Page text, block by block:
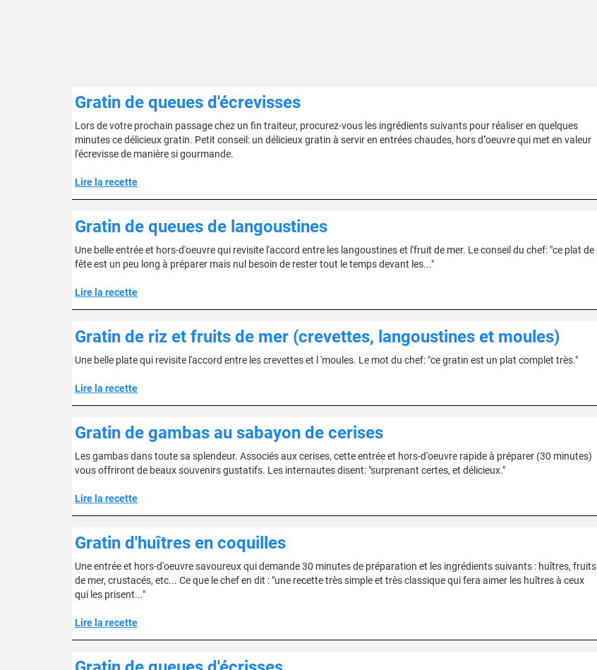
Gratin de queues d'écrevisses
Lors de votre prochain passage chez un fin traiteur, procurez-vous les ingrédients suivants pour réaliser en quelques
minutes ce délicieux gratin. Petit conseil: un délicieux gratin à servir en entrées chaudes, hors d''oeuvre qui met en valeur
l'écrevisse de manière si gourmande.
Lire la recette
Gratin de queues de langoustines
Une belle entrée et hors-d'oeuvre qui revisite l'accord entre les langoustines et l'fruit de mer. Le conseil du chef: "ce plat de
fête est un peu long à préparer mais nul besoin de rester tout le temps devant les..."
Lire la recette
Gratin de riz et fruits de mer (crevettes, langoustines et moules)
Une belle plate qui revisite l'accord entre les crevettes et l 'moules. Le mot du chef: "ce gratin est un plat complet très."
Lire la recette
Gratin de gambas au sabayon de cerises
Les gambas dans toute sa splendeur. Associés aux cerises, cette entrée et hors-d'oeuvre rapide à préparer (30 minutes)
vous offriront de beaux souvenirs gustatifs. Les internautes disent: "surprenant certes, et délicieux."
Lire la recette
Gratin d'huîtres en coquilles
Une entrée et hors-d'oeuvre savoureux qui demande 30 minutes de préparation et les ingrédients suivants : huîtres, fruits
de mer, crustacés, etc... Ce que le chef en dit : "une recette très simple et très classique qui fera aimer les huîtres à ceux
qui les prisent..."
Lire la recette